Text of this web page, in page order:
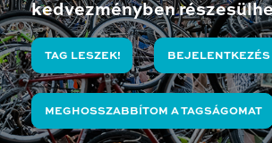
kedvezményben
TAG LESZEK! BEJELENTKEZÉS
MEGHOSSZABBÍTOM A TAGSÁGOMAT